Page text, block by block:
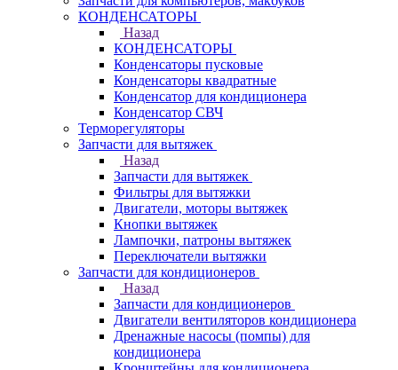
КОНДЕНСАТОРЫ
Назад
КОНДЕНСАТОРЫ
Конденсаторы пусковые
Конденсаторы квадратные
Конденсатор для кондиционера
Конденсатор СВЧ
Терморегуляторы
Запчасти для вытяжек
Назад
Запчасти для вытяжек
Фильтры для вытяжки
Двигатели, моторы вытяжек
Кнопки вытяжек
Лампочки, патроны вытяжек
Переключатели вытяжки
Запчасти для кондиционеров
Назад
Запчасти для кондиционеров
Двигатели вентиляторов кондиционера
Дренажные насосы (помпы) для
кондиционера